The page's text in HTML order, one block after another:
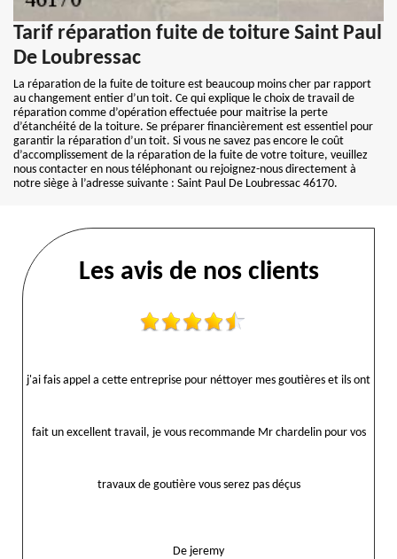
Tarif réparation fuite de toiture Saint Paul
De Loubressac
La réparation de la fuite de toiture est beaucoup moins cher par rapport
au changement entier d’un toit. Ce qui explique le choix de travail de
réparation comme d’opération effectuée pour maitrise la perte
d’étanchéité de la toiture. Se préparer financièrement est essentiel pour
garantir la réparation d’un toit. Si vous ne savez pas encore le coût
d’accomplissement de la réparation de la fuite de votre toiture, veuillez
nous contacter en nous téléphonant ou rejoignez-nous directement à
notre siège à l’adresse suivante : Saint Paul De Loubressac 46170.
Les avis de nos clients
j'ai fais appel a cette entreprise pour néttoyer mes goutières et ils ont
fait un excellent travail, je vous recommande Mr chardelin pour vos
travaux de goutière vous serez pas déçus
De jeremy